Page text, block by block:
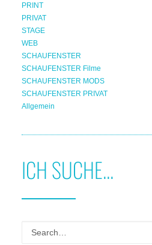
PRINT
PRIVAT
STAGE
WEB
SCHAUFENSTER
SCHAUFENSTER Filme
SCHAUFENSTER MODS
SCHAUFENSTER PRIVAT
Allgemein
ICH SUCHE...